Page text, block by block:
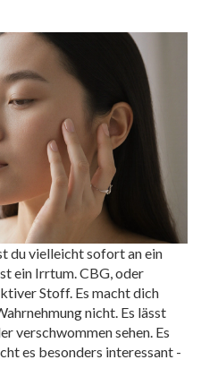
du vielleicht sofort an ein
ein Irrtum. CBG, oder
Stoff. Es macht dich
nicht. Es lässt
verschwommen sehen. Es
es besonders interessant -